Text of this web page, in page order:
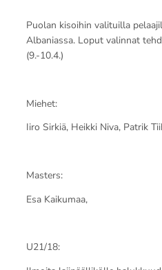
Puolan kisoihin valituilla
Albaniassa. Loput valinnat
(9.-10.4.)
Miehet:
Iiro Sirkiä, Heikki Niva, Patrik
Masters:
Esa Kaikumaa,
U21/18: